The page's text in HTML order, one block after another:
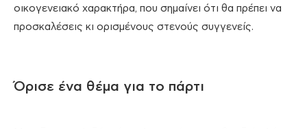
οικογενειακό χαρακτήρα, που σημαίνει ότι θα πρέπει να
προσκαλέσεις κι ορισμένους στενούς συγγενείς.
Όρισε ένα θέμα για το πάρτι